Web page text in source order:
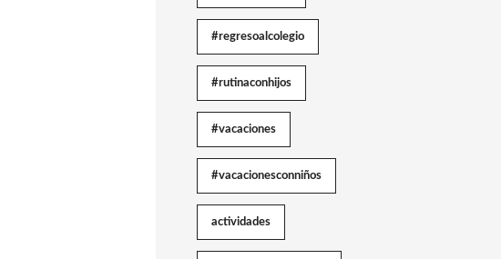
#regresoalcolegio
#rutinaconhijos
#vacaciones
#vacacionesconniños
actividades